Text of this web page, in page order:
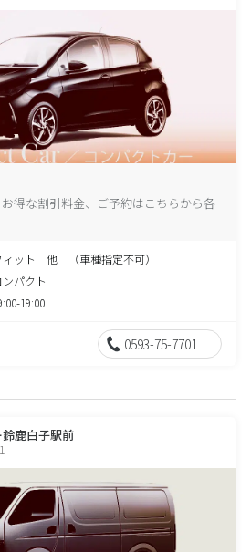
得な割引料金、ご予約はこちらから各
ィット 他 （車種指定不可）
ンパクト
19:00
0593-75-7701
鈴鹿白子駅前